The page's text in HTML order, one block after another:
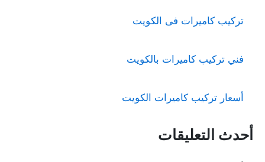
تركيب كاميرات فى الكويت
فني تركيب كاميرات بالكويت
أسعار تركيب كاميرات الكويت
أحدث التعليقات